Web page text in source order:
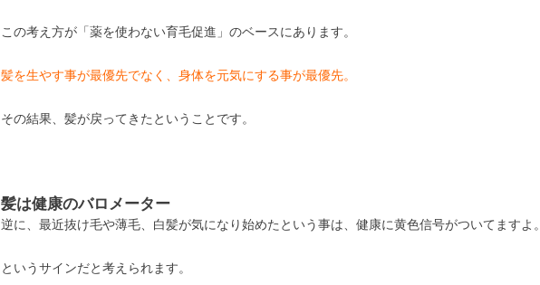
この考え方が「薬を使わない育毛促進」のベースにあります。
髪を生やす事が最優先でなく、身体を元気にする事が最優先。
その結果、髪が戻ってきたということです。
髪は健康のバロメーター
逆に、最近抜け毛や薄毛、白髪が気になり始めたという事は、健康に黄色信号がついてますよ。
というサインだと考えられます。